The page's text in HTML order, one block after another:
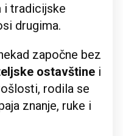
i tradicijske
drugima.
započne bez
ostavštine i
rodila se
znanje, ruke i